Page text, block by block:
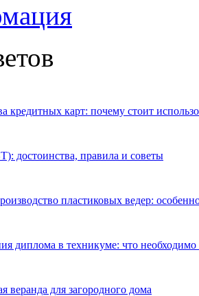
кредитных карт: почему стоит
достоинства, правила и советы
пластиковых ведер:
диплома в техникуме: что необходимо
веранда для загородного дома